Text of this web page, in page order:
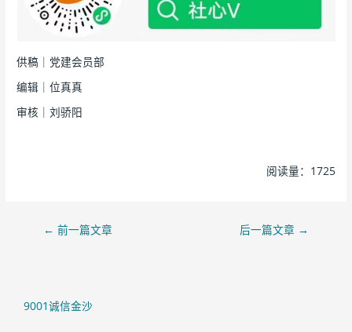
供稿｜党建会员部
编辑｜位真真
审核｜刘骄阳
阅读量：1725
← 前一篇文章 后一篇文章 →
9001诚信金沙